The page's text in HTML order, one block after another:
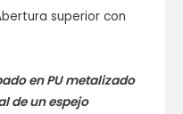
superior con
en PU metalizado
de un espejo